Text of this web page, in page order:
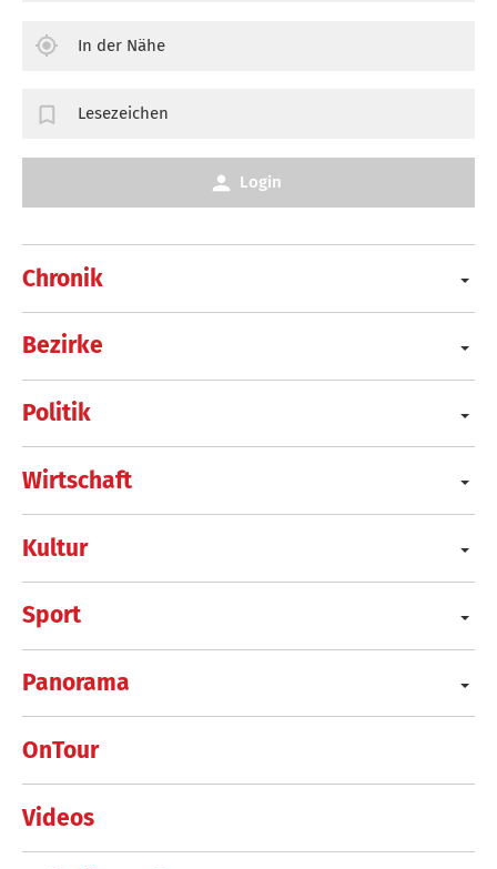
Chronik
Bezirke
Politik
Wirtschaft
Kultur
Sport
Panorama
OnTour
Videos
In der Nähe
Lesezeichen
Login